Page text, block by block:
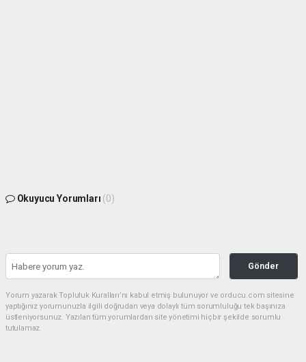
Okuyucu Yorumları (0)
Gönder
Yorum yazarak Topluluk Kuralları’nı kabul etmiş bulunuyor ve orducu.com sitesine
yaptığınız yorumunuzla ilgili doğrudan veya dolaylı tüm sorumluluğu tek başınıza
üstleniyorsunuz. Yazılan tüm yorumlardan site yönetimi hiçbir şekilde sorumlu
tutulamaz.